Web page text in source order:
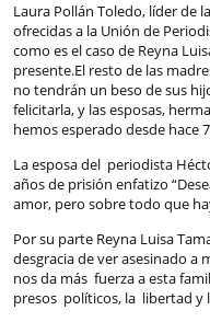
Laura Pollán Toledo, líder de
ofrecidas a la Unión de
como es el caso de Reyna
presente.El resto de las
no tendrán un beso de sus
felicitarla, y las esposas,
hemos esperado desde hace
La esposa del periodista
años de prisión enfatizo
amor, pero sobre todo que
Por su parte Reyna Luisa
desgracia de ver asesinado a
nos da más fuerza a esta
presos políticos, la libertad y